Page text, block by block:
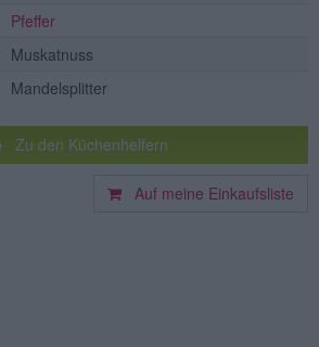
Pfeffer
Muskatnuss
Mandelsplitter
Zu den Küchenhelfern
Auf meine Einkaufsliste